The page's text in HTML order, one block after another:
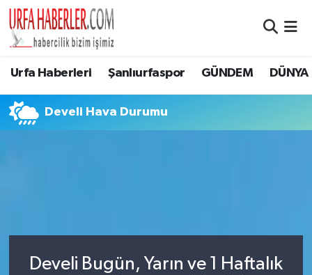
Urfa Haberleri Şanlıurfaspor GÜNDEM DÜNYA
Develi Hava Durumu
Develi Bugün, Yarın ve 1 Haftalık
Şanlıurfa Nöbetçi Eczaneler
Son Dakika Haberleri